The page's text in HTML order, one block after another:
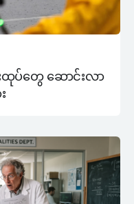
ထုပ်တွေ ဆောင်းလာ